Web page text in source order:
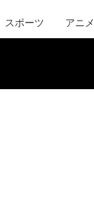
スポーツ アニメ